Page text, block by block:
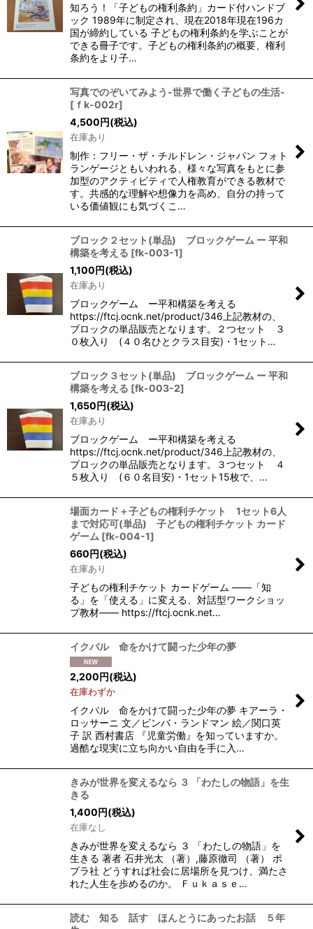
知ろう！「子どもの権利条約」カード付ハンドブ
ック 1989年に制定され、現在2018年現在196カ
国が締約している 子どもの権利条約を学ぶことが
できる冊子です。子どもの権利条約の概要、権利
条約をより子…
写真でのぞいてみよう-世界で働く子どもの生活-
[ ｆk-002r]
4,500円(税込)
在庫あり
制作：フリー・ザ・チルドレン・ジャパン フォト
ランゲージともいわれる、様々な写真をもとに参
加型のアクティビティで人権教育ができる教材で
す。共感的な理解や想像力を高め、自分の持って
いる価値観にも気づくこ…
ブロック２セット(単品) ブロックゲーム ー 平和
構築を考える [fk-003-1]
1,100円(税込)
在庫あり
ブロックゲーム ー平和構築を考える
https://ftcj.ocnk.net/product/346上記教材の、
ブロックの単品販売となります。２つセット ３
０枚入り (４０名ひとクラス目安)・1セット…
ブロック３セット(単品) ブロックゲーム ー 平和
構築を考える [fk-003-2]
1,650円(税込)
在庫あり
ブロックゲーム ー平和構築を考える
https://ftcj.ocnk.net/product/346上記教材の、
ブロックの単品販売となります。３つセット ４
５枚入り (６０名目安)・1セット15枚で、…
場面カード＋子どもの権利チケット 1セット6人
まで対応可(単品) 子どもの権利チケット カード
ゲーム [fk-004-1]
660円(税込)
在庫あり
子どもの権利チケット カードゲーム ——「知
る」を「使える」に変える、対話型ワークショッ
プ教材—— https://ftcj.ocnk.net…
イクバル 命をかけて闘った少年の夢
2,200円(税込)
在庫わずか
イクバル 命をかけて闘った少年の夢 キアーラ・
ロッサーニ 文／ビンバ・ランドマン 絵／関口英
子 訳 西村書店 『児童労働』を知っていますか。
過酷な現実に立ち向かい自由を手に入…
きみが世界を変えるなら ３ 「わたしの物語」を生
きる
1,400円(税込)
在庫なし
きみが世界を変えるなら ３ 「わたしの物語」を
生きる 著者 石井光太 （著）,藤原徹司 （著） ポ
プラ社 どうすれば社会に居場所を見つけ、満たさ
れた人生を歩めるのか。 Ｆｕｋａｓｅ…
読む 知る 話す ほんとうにあったお話 ５年